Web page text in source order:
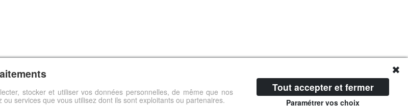
✖
stocker et utiliser vos données personnelles, de même que nos
services que vous utilisez dont ils sont exploitants ou partenaires.
Tout accepter et fermer
Paramétrer vos choix